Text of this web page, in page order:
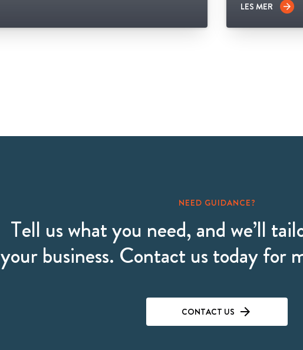
LES MER arrow_forward
NEED GUIDANCE?
Tell us what you need, and we’ll
your business. Contact us today for
CONTACT US